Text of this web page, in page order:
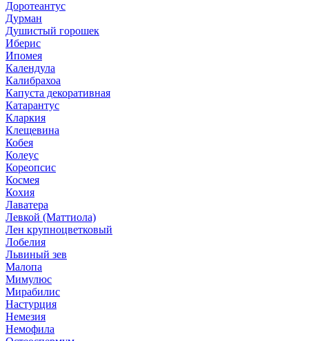
Доротеантус
Дурман
Душистый горошек
Иберис
Ипомея
Календула
Калибрахоа
Капуста декоративная
Катарантус
Кларкия
Клещевина
Кобея
Колеус
Кореопсис
Космея
Кохия
Лаватера
Левкой (Маттиола)
Лен крупноцветковый
Лобелия
Львиный зев
Малопа
Мимулюс
Мирабилис
Настурция
Немезия
Немофила